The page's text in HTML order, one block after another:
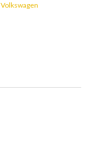
Volkswagen